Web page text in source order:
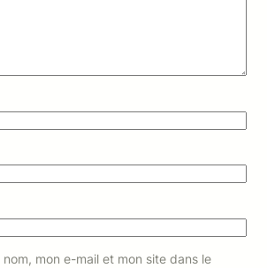
nom, mon e-mail et mon site dans le